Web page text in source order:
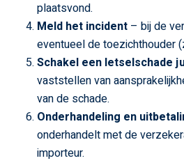
plaatsvond.
Meld het incident– bij de
eventueel de toezichthouder
Schakel een letselschade
vaststellen van
van de schade.
Onderhandeling en
onderhandelt met de
importeur.